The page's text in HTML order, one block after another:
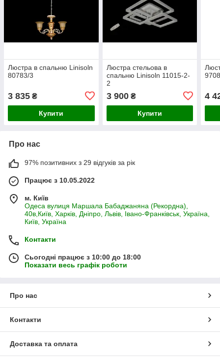
Люстра в спальню Linisoln
80783/3
3 835 ₴
Купити
Люстра стельова в
спальню Linisoln 11015-2-
2
3 900₴
Купити
4
Про нас
97% позитивних з 29 відгуків за рік
Працює з 10.05.2022
м. Київ
Одеса вулиця Маршала Бабаджаняна (Рекордна),
40в,Київ, Харків, Дніпро, Львів, Івано-Франківськ, Україна,
Київ, Україна
Контакти
Сьогодні працює з 10:00 до 18:00
Показати весь графік роботи
Про нас
Контакти
Доставка та оплата